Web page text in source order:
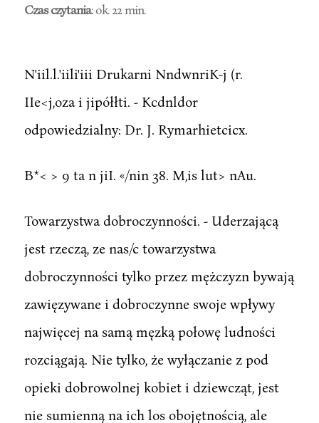
Czas czytania: ok. 22 min.
N'iil.l.'iili'iii Drukarni NndwnriK-j (r.
IIe<j,oza i jipółłti. - Kcdnldor
odpowiedzialny: Dr. J. Rymarhietcicx.
B*< > 9 ta n jiI. «/nin 38. M,is lut> nAu.
Towarzystwa dobroczynności. - Uderzającą
jest rzeczą, ze nas/c towarzystwa
dobroczynności tylko przez mężczyzn bywają
zawięzywane i dobroczynne swoje wpływy
najwięcej na samą męzką połowę ludności
rozciągają. Nie tylko, że wyłączanie z pod
opieki dobrowolnej kobiet i dziewcząt, jest
nie sumienną na ich los obojętnością, ale